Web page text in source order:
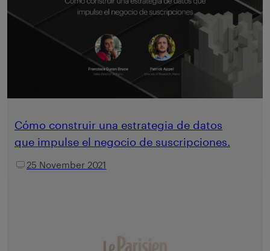
Cómo construir una estrategia de datos
que impulse el negocio de suscripciones.
25 November 2021